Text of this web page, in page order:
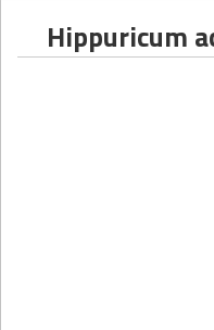
Hippuricum